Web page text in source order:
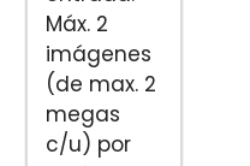
Máx. 2
imágenes
(de max. 2
megas
c/u) por